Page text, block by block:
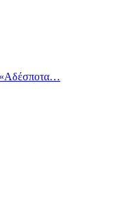
«Αδέσποτα…